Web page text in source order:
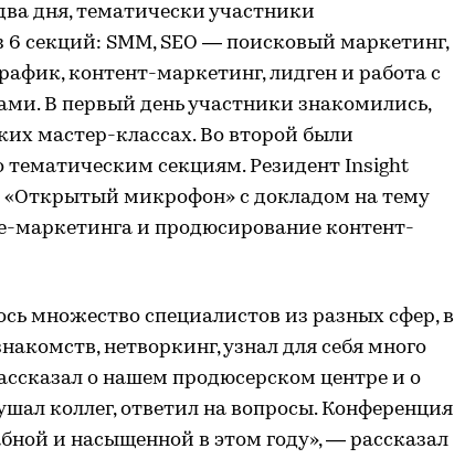
дня, тематически участники
секций: SMM, SEO — поисковый маркетинг,
контент-маркетинг, лидген и работа с
В первый день участники знакомились,
мастер-классах. Во второй были
тематическим секциям. Резидент Insight
«Открытый микрофон» с докладом на тему
маркетинга и продюсирование контент-
множество специалистов из разных сфер, в
нетворкинг, узнал для себя много
о нашем продюсерском центре и о
коллег, ответил на вопросы. Конференция
и насыщенной в этом году», — рассказал